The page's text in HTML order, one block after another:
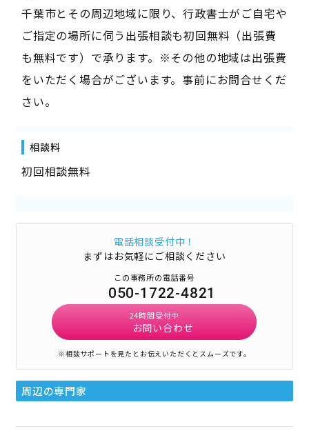
千葉市とその周辺地域に限り、行政書士がご自宅や
ご指定の場所に伺う出張相談も初回無料（出張費
も無料です）で承ります。※その他の地域は出張費
をいただく場合がございます。事前にお問合せくだ
さい。
相談料
初回相談無料
電話相談受付中！
まずはお気軽にご相談ください
この事務所の電話番号
050-1722-4821
24時間受付中
お問い合わせ
※相談サポートを見たとお伝えいただくとスムーズです。
周辺の専門家